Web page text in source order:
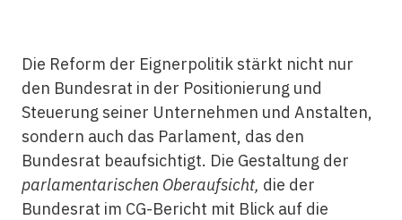
Die Reform der Eignerpolitik stärkt nicht nur
den Bundesrat in der Positionierung und
Steuerung seiner Unternehmen und Anstalten,
sondern auch das Parlament, das den
Bundesrat beaufsichtigt. Die Gestaltung der
parlamentarischen Oberaufsicht, die der
Bundesrat im CG-Bericht mit Blick auf die